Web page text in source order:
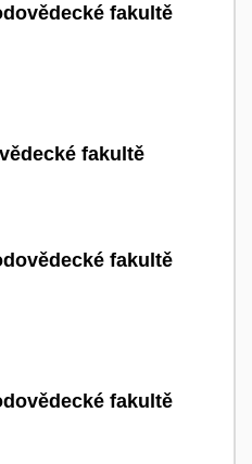
fakultě
fakultě
fakultě
fakultě